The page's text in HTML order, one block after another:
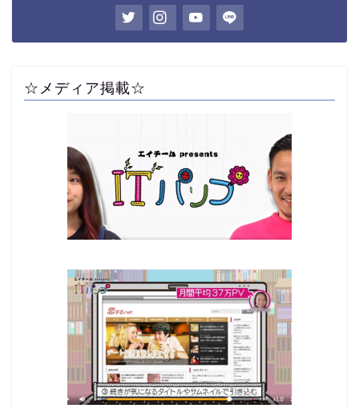
☆メディア掲載☆